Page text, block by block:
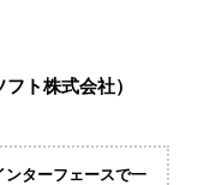
フト株式会社）
ンターフェースで一